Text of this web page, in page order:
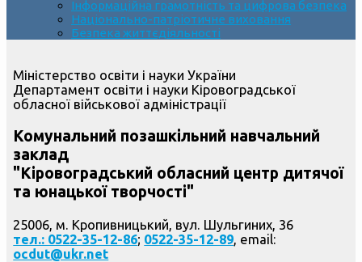
Інформаційна грамотність та цифрова безпека
Національно-патріотичне виховання
Безпека життєдіяльності
Міністерство освіти і науки України
Департамент освіти і науки Кіровоградської
обласної військової адміністрації
Комунальний позашкільний навчальний
заклад
"Кіровоградський обласний центр дитячої
та юнацької творчості"
25006, м. Кропивницький, вул. Шульгиних, 36
тел.: 0522-35-12-86; 0522-35-12-89, email:
ocdut@ukr.net